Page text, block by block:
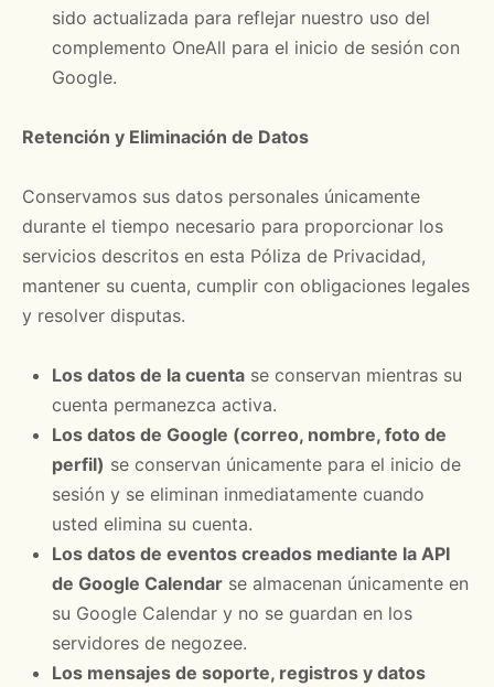
sido actualizada para reflejar nuestro uso del
complemento OneAll para el inicio de sesión con
Google.
Retención y Eliminación de Datos
Conservamos sus datos personales únicamente
durante el tiempo necesario para proporcionar los
servicios descritos en esta Póliza de Privacidad,
mantener su cuenta, cumplir con obligaciones legales
y resolver disputas.
Los datos de la cuenta se conservan mientras su
cuenta permanezca activa.
Los datos de Google (correo, nombre, foto de
perfil) se conservan únicamente para el inicio de
sesión y se eliminan inmediatamente cuando
usted elimina su cuenta.
Los datos de eventos creados mediante la API
de Google Calendar se almacenan únicamente en
su Google Calendar y no se guardan en los
servidores de negozee.
Los mensajes de soporte, registros y datos